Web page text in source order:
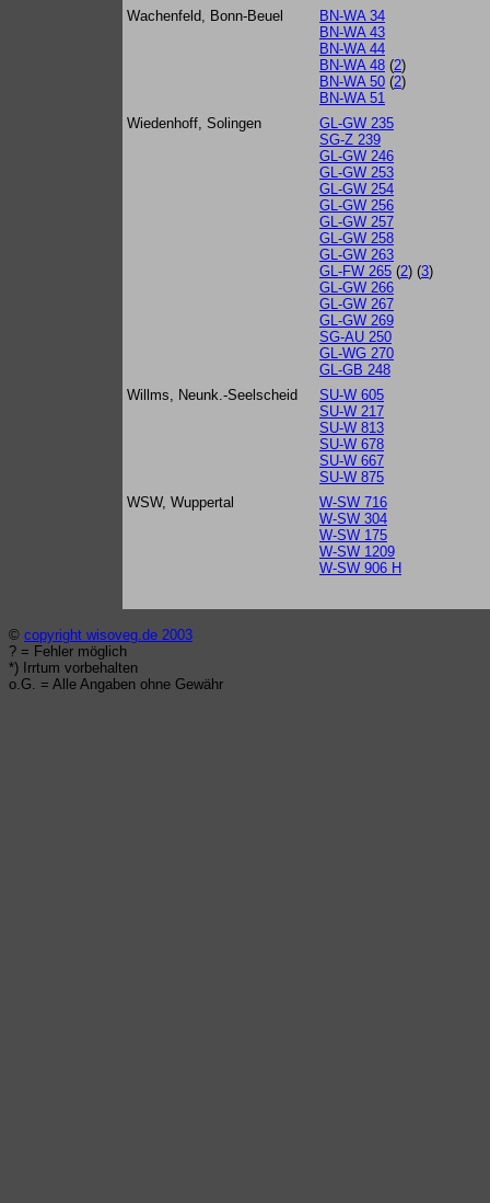
Wachenfeld, Bonn-Beuel
BN-WA 34
BN-WA 43
BN-WA 44
BN-WA 48 (2)
BN-WA 50 (2)
BN-WA 51
Wiedenhoff, Solingen
GL-GW 235
SG-Z 239
GL-GW 246
GL-GW 253
GL-GW 254
GL-GW 256
GL-GW 257
GL-GW 258
GL-GW 263
GL-FW 265 (2) (3)
GL-GW 266
GL-GW 267
GL-GW 269
SG-AU 250
GL-WG 270
GL-GB 248
Willms, Neunk.-Seelscheid
SU-W 605
SU-W 217
SU-W 813
SU-W 678
SU-W 667
SU-W 875
WSW, Wuppertal
W-SW 716
W-SW 304
W-SW 175
W-SW 1209
W-SW 906 H
© copyright wisoveg.de 2003
? = Fehler möglich
*) Irrtum vorbehalten
o.G. = Alle Angaben ohne Gewähr